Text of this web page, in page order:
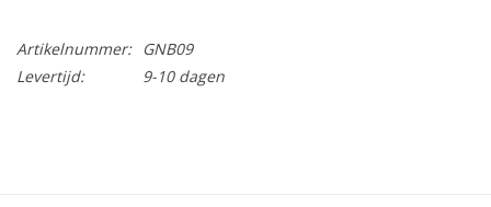
Artikelnummer:
GNB09
Levertijd:
9-10 dagen